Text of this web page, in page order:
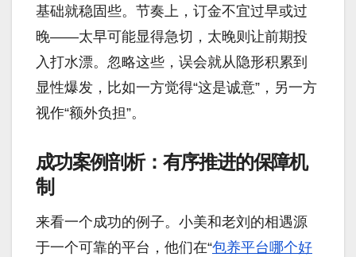
基础就稳固些。节奏上，订金不宜过早或过
晚——太早可能显得急切，太晚则让前期投
入打水漂。忽略这些，误会就从隐形积累到
显性爆发，比如一方觉得“这是诚意”，另一方
视作“额外负担”。
成功案例剖析：有序推进的保障机
制
来看一个成功的例子。小美和老刘的相遇源
于一个可靠的平台，他们在“包养平台哪个好